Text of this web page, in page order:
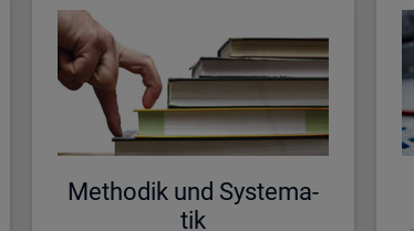
Me­tho­dik und Sys­te­ma­
tik